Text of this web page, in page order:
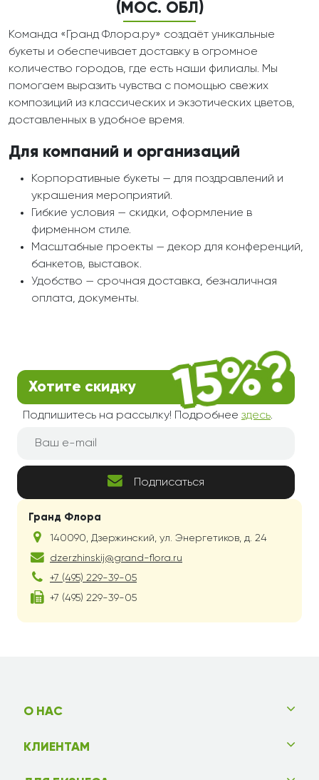
(МОС. ОБЛ)
Команда «Гранд Флора.ру» создаёт уникальные
букеты и обеспечивает доставку в огромное
количество городов, где есть наши филиалы. Мы
помогаем выразить чувства с помощью свежих
композиций из классических и экзотических цветов,
доставленных в удобное время.
Для компаний и организаций
Корпоративные букеты — для поздравлений и
украшения мероприятий.
Гибкие условия — скидки, оформление в
фирменном стиле.
Масштабные проекты — декор для конференций,
банкетов, выставок.
Удобство — срочная доставка, безналичная
оплата, документы.
Гранд Флора
140090 Дзержинский ул. Энергетиков, д. 24
dzerzhinskij@grand-flora.ru
+7 (495) 229-39-05
+7 (495) 229-39-05
Хотите скидку
Подпишитесь на рассылку! Подробнее здесь.
Подписаться
О НАС
КЛИЕНТАМ